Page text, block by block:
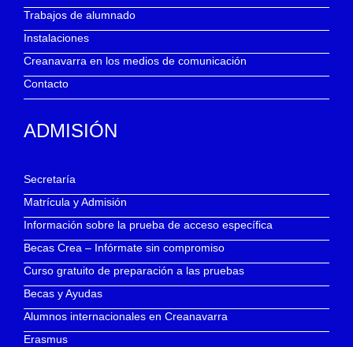
Trabajos de alumnado
Instalaciones
Creanavarra en los medios de comunicación
Contacto
ADMISIÓN
Secretaría
Matrícula y Admisión
Información sobre la prueba de acceso específica
Becas Crea – Infórmate sin compromiso
Curso gratuito de preparación a las pruebas
Becas y Ayudas
Alumnos internacionales en Creanavarra
Erasmus